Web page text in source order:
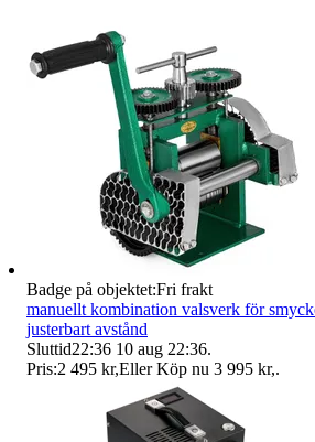
Badge på objektet:Fri frakt
manuellt kombination valsverk för
justerbart avstånd
Sluttid22:36 10 aug 22:36.
Pris:2 495 kr,Eller Köp nu 3 995 kr,.